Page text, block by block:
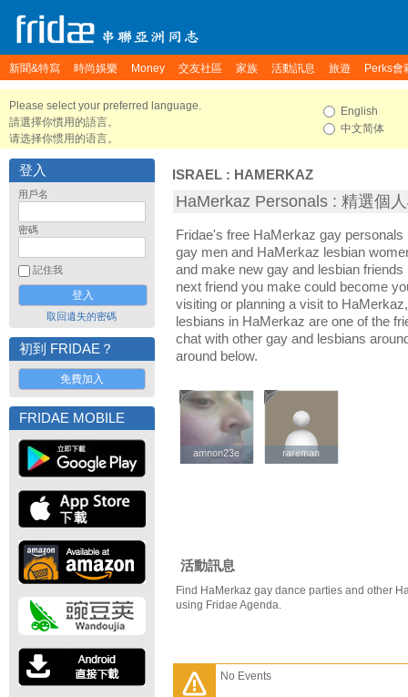
新聞&特寫 時尚娛樂 Money 交友社區 家族 活動訊息 旅遊 Perks會
Please select your preferred language.
請選擇你慣用的語言。
请选择你惯用的语言。
English
中文简体
登入
用戶名
密碼
記住我
取回遺失的密碼
初到 FRIDAE？
免費加入
FRIDAE MOBILE
ISRAEL : HAMERKAZ
HaMerkaz Personals : 精選個
Fridae's free HaMerkaz gay
gay men and HaMerkaz lesbian
and make new gay and lesbian
next friend you make could become
visiting or planning a visit to
lesbians in HaMerkaz are one of the
chat with other gay and lesbians
around below.
amnon23e
amnon23e rareman
rareman
活動訊息
Find HaMerkaz gay dance parties and other
using Fridae Agenda.
No Events